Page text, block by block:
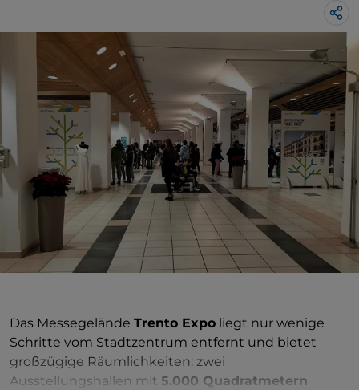
Das Messegelände Trento Expo liegt nur wenige
Schritte vom Stadtzentrum entfernt und bietet
großzügige Räumlichkeiten: zwei
Ausstellungshallen mit 5.000 Quadratmetern